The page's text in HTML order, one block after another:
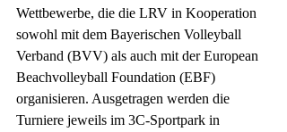
Wettbewerbe, die die LRV in Kooperation
sowohl mit dem Bayerischen Volleyball
Verband (BVV) als auch mit der European
Beachvolleyball Foundation (EBF)
organisieren. Ausgetragen werden die
Turniere jeweils im 3C-Sportpark in